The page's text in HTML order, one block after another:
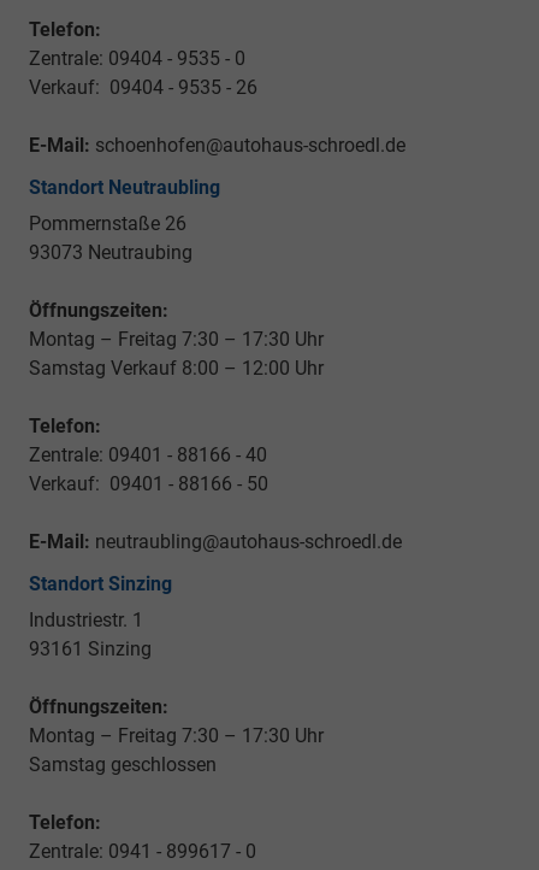
Telefon:
Zentrale: 09404 - 9535 - 0
Verkauf: 09404 - 9535 - 26
E-Mail: schoenhofen@autohaus-schroedl.de
Standort Neutraubling
Pommernstaße 26
93073 Neutraubing
Öffnungszeiten:
Montag – Freitag 7:30 – 17:30 Uhr
Samstag Verkauf 8:00 – 12:00 Uhr
Telefon:
Zentrale: 09401 - 88166 - 40
Verkauf: 09401 - 88166 - 50
E-Mail: neutraubling@autohaus-schroedl.de
Standort Sinzing
Industriestr. 1
93161 Sinzing
Öffnungszeiten:
Montag – Freitag 7:30 – 17:30 Uhr
Samstag geschlossen
Telefon:
Zentrale: 0941 - 899617 - 0